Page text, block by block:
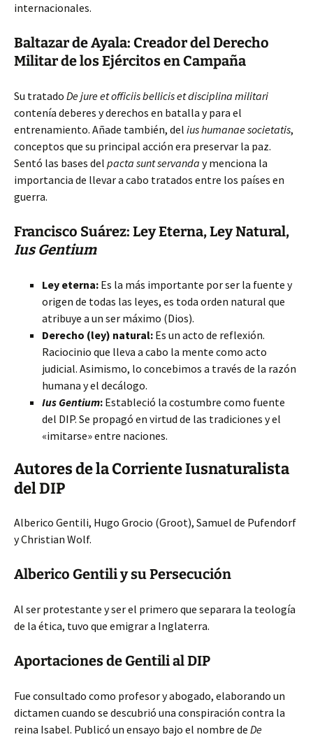
internacionales.
Baltazar de Ayala: Creador del Derecho
Militar de los Ejércitos en Campaña
Su tratado De jure et officiis bellicis et disciplina militari
contenía deberes y derechos en batalla y para el
entrenamiento. Añade también, del ius humanae societatis,
conceptos que su principal acción era preservar la paz.
Sentó las bases del pacta sunt servanda y menciona la
importancia de llevar a cabo tratados entre los países en
guerra.
Francisco Suárez: Ley Eterna, Ley Natural,
Ius Gentium
Ley eterna: Es la más importante por ser la fuente y
origen de todas las leyes, es toda orden natural que
atribuye a un ser máximo (Dios).
Derecho (ley) natural: Es un acto de reflexión.
Raciocinio que lleva a cabo la mente como acto
judicial. Asimismo, lo concebimos a través de la razón
humana y el decálogo.
Ius Gentium: Estableció la costumbre como fuente
del DIP. Se propagó en virtud de las tradiciones y el
«imitarse» entre naciones.
Autores de la Corriente Iusnaturalista
del DIP
Alberico Gentili, Hugo Grocio (Groot), Samuel de Pufendorf
y Christian Wolf.
Alberico Gentili y su Persecución
Al ser protestante y ser el primero que separara la teología
de la ética, tuvo que emigrar a Inglaterra.
Aportaciones de Gentili al DIP
Fue consultado como profesor y abogado, elaborando un
dictamen cuando se descubrió una conspiración contra la
reina Isabel. Publicó un ensayo bajo el nombre de De